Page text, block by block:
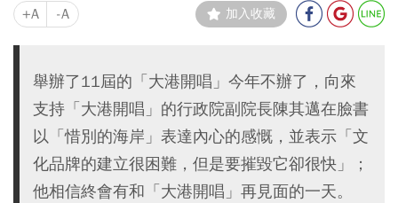
+A -A 加入收藏
舉辦了11屆的「大港開唱」今年不辦了，向來
支持「大港開唱」的行政院副院長陳其邁在臉書
以「惜別的海岸」表達內心的感慨，並表示「文
化品牌的建立很困難，但是要摧毀它卻很快」；
他相信終會有和「大港開唱」再見面的一天。